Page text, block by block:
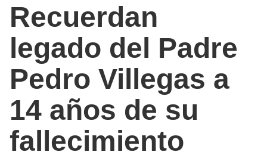
Recuerdan
legado del Padre
Pedro Villegas a
14 años de su
fallecimiento